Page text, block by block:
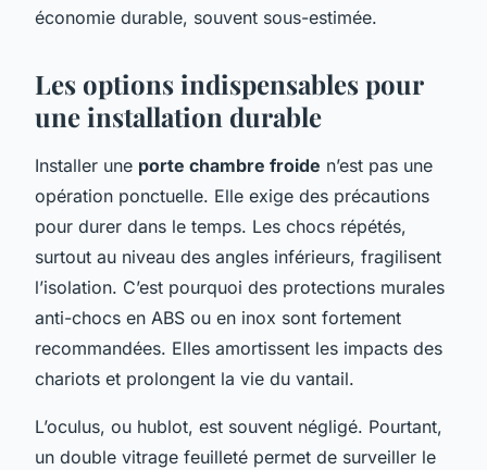
économie durable, souvent sous-estimée.
Les options indispensables pour
une installation durable
Installer une porte chambre froide n’est pas une
opération ponctuelle. Elle exige des précautions
pour durer dans le temps. Les chocs répétés,
surtout au niveau des angles inférieurs, fragilisent
l’isolation. C’est pourquoi des protections murales
anti-chocs en ABS ou en inox sont fortement
recommandées. Elles amortissent les impacts des
chariots et prolongent la vie du vantail.
L’oculus, ou hublot, est souvent négligé. Pourtant,
un double vitrage feuilleté permet de surveiller le